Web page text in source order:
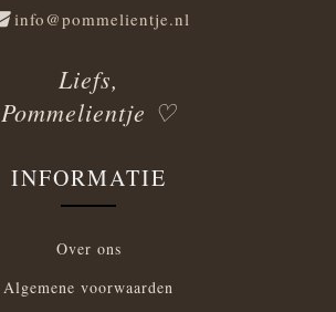
info@pommelientje.nl
Liefs,
Pommelientje ♡
INFORMATIE
Over ons
Algemene voorwaarden